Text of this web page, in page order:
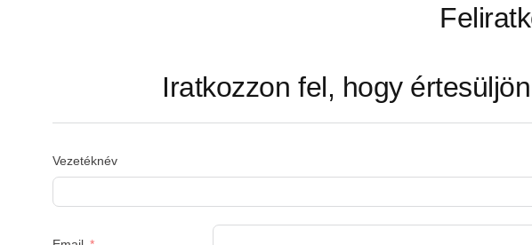
Iratkozzon fel, hogy
Vezetéknév